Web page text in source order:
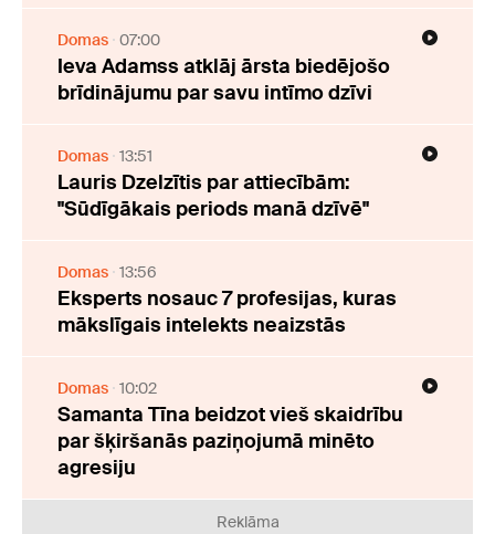
Domas 07:00
Ieva Adamss atklāj ārsta biedējošo
brīdinājumu par savu intīmo dzīvi
Domas 13:51
Lauris Dzelzītis par attiecībām:
"Sūdīgākais periods manā dzīvē"
Domas 13:56
Eksperts nosauc 7 profesijas, kuras
mākslīgais intelekts neaizstās
Domas 10:02
Samanta Tīna beidzot vieš skaidrību
par šķiršanās paziņojumā minēto
agresiju
Reklāma